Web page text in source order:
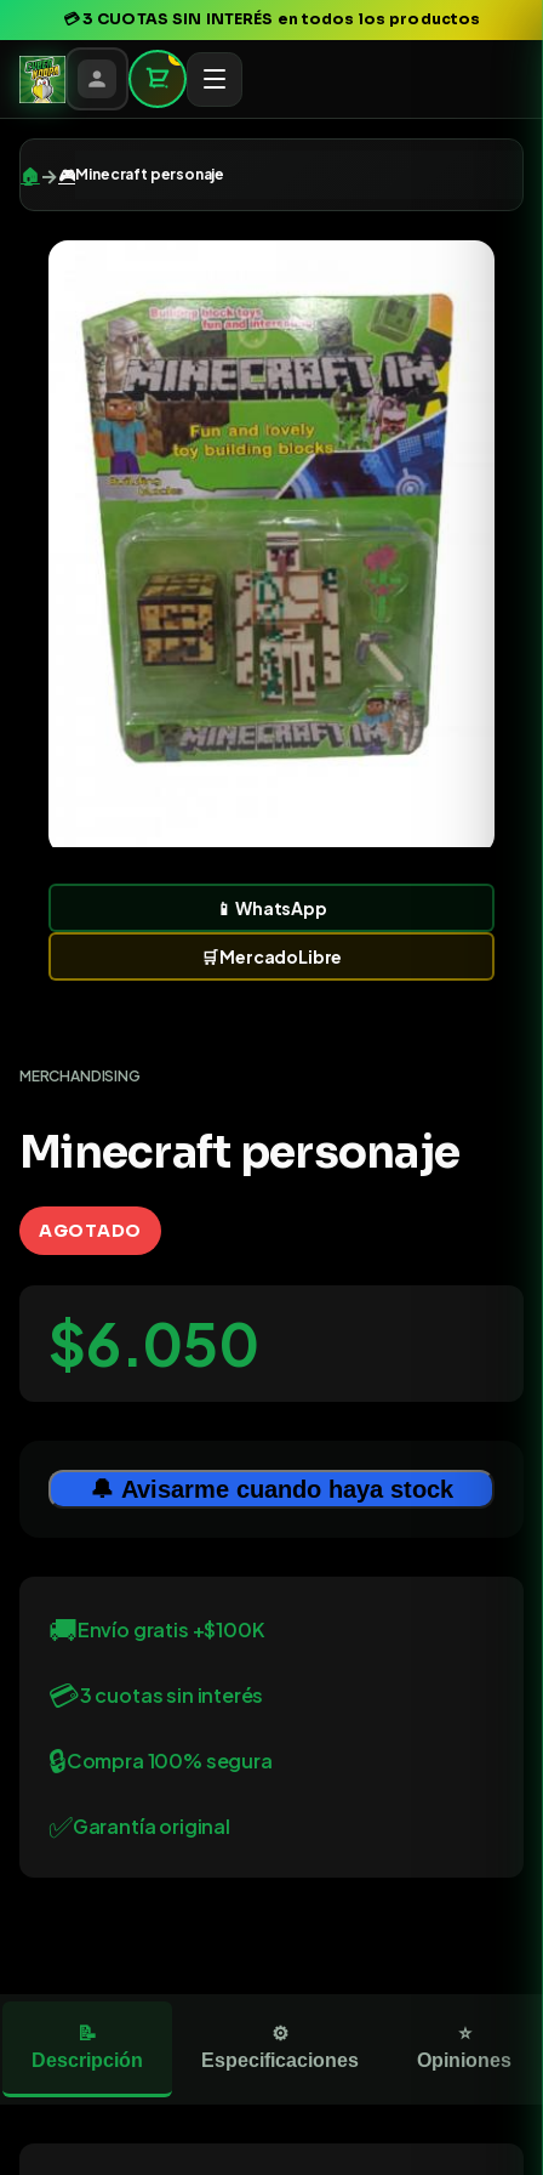
💳3 CUOTAS SIN INTERÉS en todos los productos
0
🏠 →🎮Minecraft personaje
📱WhatsApp
🛒MercadoLibre
MERCHANDISING
Minecraft personaje
AGOTADO
$6.050
🔔 Avisarme cuando haya stock
🚚Envío gratis +$100K
💳3 cuotas sin interés
🔒Compra 100% segura
✅Garantía original
📝
Descripción
⚙️
Especificaciones
⭐
Opiniones